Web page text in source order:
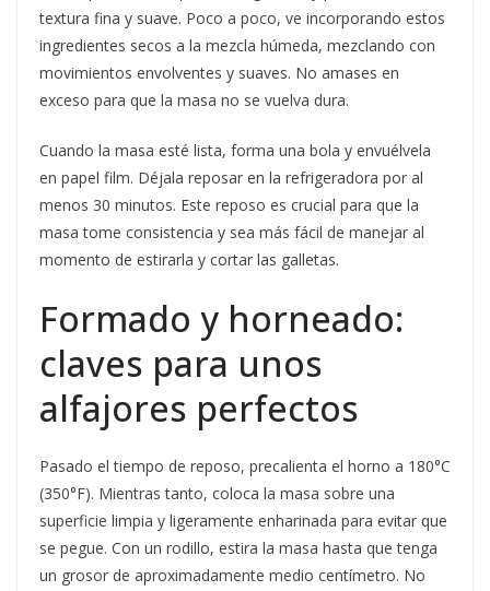
textura fina y suave. Poco a poco, ve incorporando estos
ingredientes secos a la mezcla húmeda, mezclando con
movimientos envolventes y suaves. No amases en
exceso para que la masa no se vuelva dura.
Cuando la masa esté lista, forma una bola y envuélvela
en papel film. Déjala reposar en la refrigeradora por al
menos 30 minutos. Este reposo es crucial para que la
masa tome consistencia y sea más fácil de manejar al
momento de estirarla y cortar las galletas.
Formado y horneado:
claves para unos
alfajores perfectos
Pasado el tiempo de reposo, precalienta el horno a 180°C
(350°F). Mientras tanto, coloca la masa sobre una
superficie limpia y ligeramente enharinada para evitar que
se pegue. Con un rodillo, estira la masa hasta que tenga
un grosor de aproximadamente medio centímetro. No